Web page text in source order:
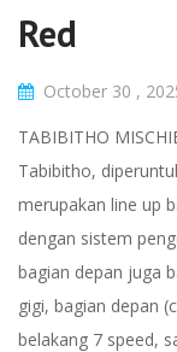
Red
October 30 ,
TABIBITHO
Tabibitho,
merupakan line up
dengan sistem
bagian depan juga
gigi, bagian depan
belakang 7 speed,